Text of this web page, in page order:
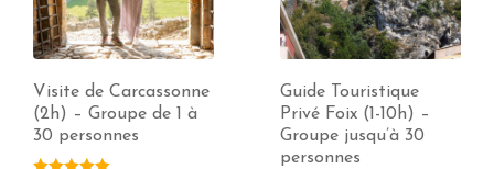
Visite de Carcassonne
(2h) – Groupe de 1 à
30 personnes
Guide Touristique
Privé Foix (1-10h) –
Groupe jusqu’à 30
personnes